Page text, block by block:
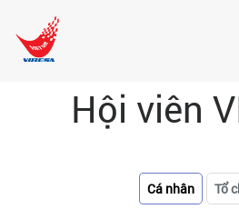
Hội viên
Cá nhân Tổ